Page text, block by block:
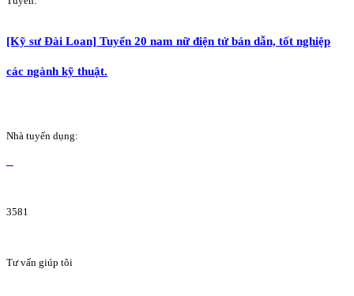
[Kỹ sư Đài Loan] Tuyển 20 nam nữ điện tử bán dẫn, tốt nghiệp
các ngành kỹ thuật.
Nhà tuyển dụng:
3581
Tư vấn giúp tôi